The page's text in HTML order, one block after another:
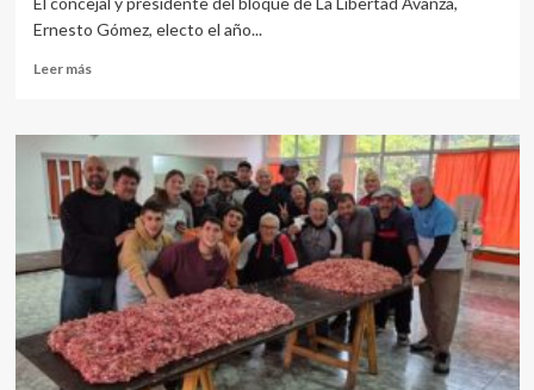
Ernesto Gómez, electo el año...
Leer más